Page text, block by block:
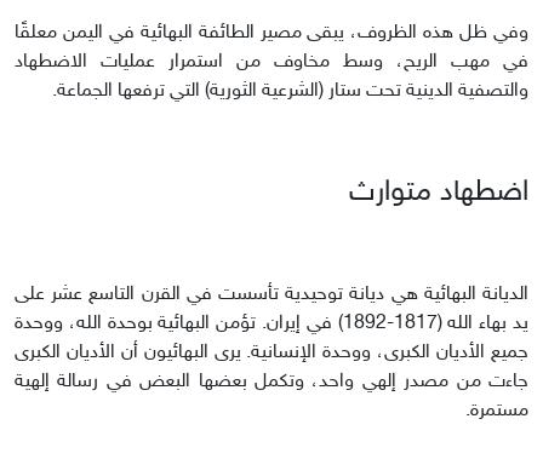
وفي ظل هذه الظروف، يبقى مصير الطائفة البهائية في اليمن معلقًا
في مهب الريح، وسط مخاوف من استمرار عمليات الاضطهاد
والتصفية الدينية تحت ستار (الشرعية الثورية) التي ترفعها الجماعة.
اضطهاد متوارث
الديانة البهائية هي ديانة توحيدية تأسست في القرن التاسع عشر على
يد بهاء الله (1817-1892) في إيران. تؤمن البهائية بوحدة الله، ووحدة
جميع الأديان الكبرى، ووحدة الإنسانية. يرى البهائيون أن الأديان الكبرى
جاءت من مصدر إلهي واحد، وتكمل بعضها البعض في رسالة إلهية
مستمرة.